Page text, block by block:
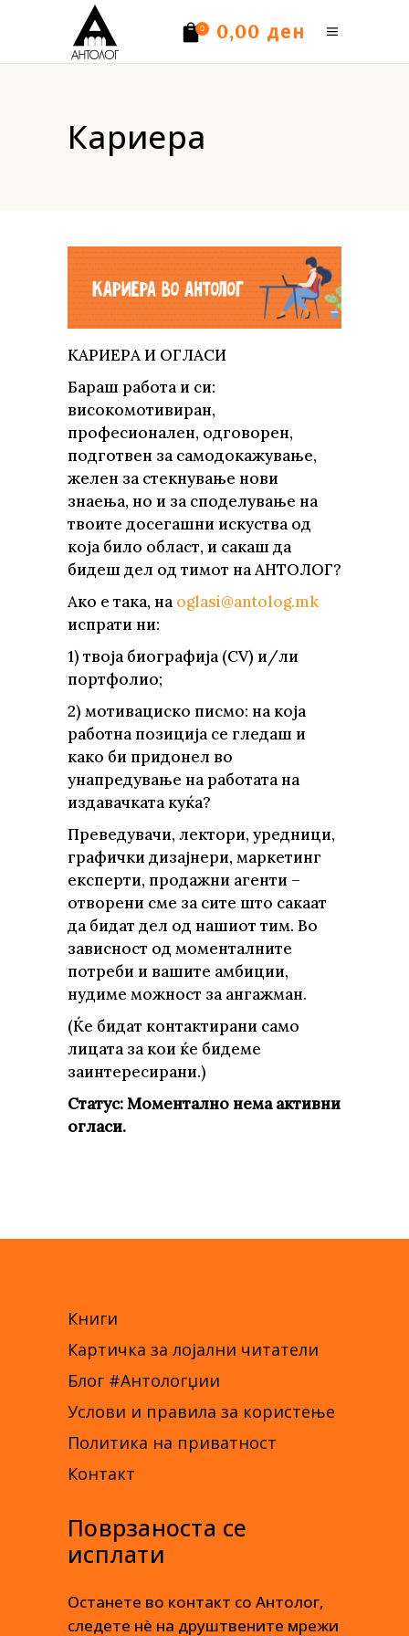
0 0,00 ден
Кариера
КАРИЕРА И ОГЛАСИ
Бараш работа и си:
високомотивиран,
професионален, одговорен,
подготвен за самодокажување,
желен за стекнување нови
знаења, но и за споделување на
твоите досегашни искуства од
која било област, и сакаш да
бидеш дел од тимот на АНТОЛОГ?
Aко е така, наoglasi@antolog.mk
испрати ни:
1) твоја биографија (CV) и/ли
портфолио;
2) мотивациско писмо: на која
работна позиција се гледаш и
како би придонел во
унапредување на работата на
издавачката куќа?
Преведувачи, лектори, уредници,
графички дизајнери, маркетинг
експерти, продажни агенти –
отворени сме за сите што сакаат
да бидат дел од нашиот тим. Во
зависност од моменталните
потреби и вашите амбиции,
нудиме можност за ангажман.
(Ќе бидат контактирани само
лицата за кои ќе бидеме
заинтересирани.)
Статус: Moментално нема активни
огласи.
Книги
Картичка за лојални читатели
Блог #Антологџии
Услови и правила за користење
Политика на приватност
Контакт
Поврзаноста се
исплати
Останете во контакт со Антолог,
следете нè на друштвените мрежи